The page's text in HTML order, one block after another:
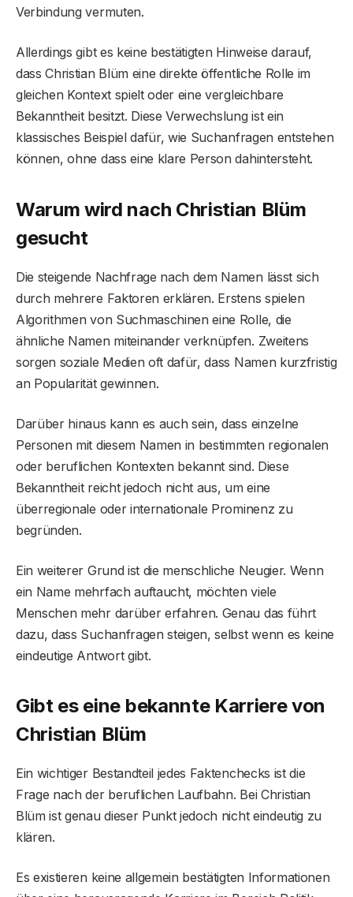
Verbindung vermuten.
Allerdings gibt es keine bestätigten Hinweise darauf,
dass Christian Blüm eine direkte öffentliche Rolle im
gleichen Kontext spielt oder eine vergleichbare
Bekanntheit besitzt. Diese Verwechslung ist ein
klassisches Beispiel dafür, wie Suchanfragen entstehen
können, ohne dass eine klare Person dahintersteht.
Warum wird nach Christian Blüm
gesucht
Die steigende Nachfrage nach dem Namen lässt sich
durch mehrere Faktoren erklären. Erstens spielen
Algorithmen von Suchmaschinen eine Rolle, die
ähnliche Namen miteinander verknüpfen. Zweitens
sorgen soziale Medien oft dafür, dass Namen kurzfristig
an Popularität gewinnen.
Darüber hinaus kann es auch sein, dass einzelne
Personen mit diesem Namen in bestimmten regionalen
oder beruflichen Kontexten bekannt sind. Diese
Bekanntheit reicht jedoch nicht aus, um eine
überregionale oder internationale Prominenz zu
begründen.
Ein weiterer Grund ist die menschliche Neugier. Wenn
ein Name mehrfach auftaucht, möchten viele
Menschen mehr darüber erfahren. Genau das führt
dazu, dass Suchanfragen steigen, selbst wenn es keine
eindeutige Antwort gibt.
Gibt es eine bekannte Karriere von
Christian Blüm
Ein wichtiger Bestandteil jedes Faktenchecks ist die
Frage nach der beruflichen Laufbahn. Bei Christian
Blüm ist genau dieser Punkt jedoch nicht eindeutig zu
klären.
Es existieren keine allgemein bestätigten Informationen